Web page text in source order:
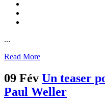
...
Read More
09 Fév Un teaser
Paul Weller